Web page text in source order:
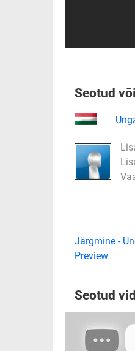
Seotud
Järgmine -
Preview
Seotud